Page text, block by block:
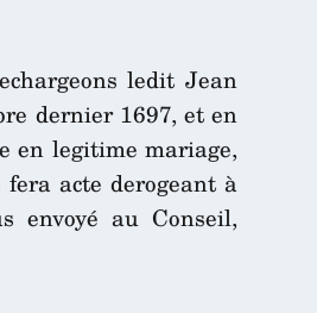
ledit Jean
dernier 1697, et en
en legitime mariage,
acte derogeant à
envoyé au Conseil,